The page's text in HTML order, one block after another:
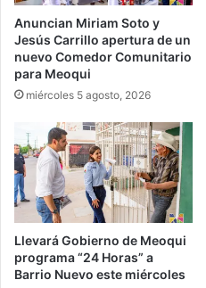
Anuncian Miriam Soto y
Jesús Carrillo apertura de un
nuevo Comedor Comunitario
para Meoqui
miércoles 5 agosto, 2026
Llevará Gobierno de Meoqui
programa “24 Horas” a
Barrio Nuevo este miércoles